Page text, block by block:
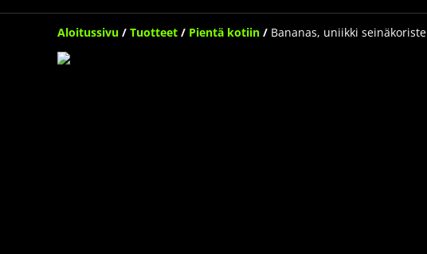
Aloitussivu / Tuotteet / Pientä kotiin / Bananas, uniikki seinäkoriste